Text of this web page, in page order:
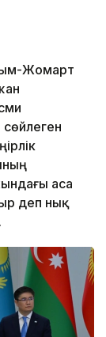
Жомарт
аса
деп нық